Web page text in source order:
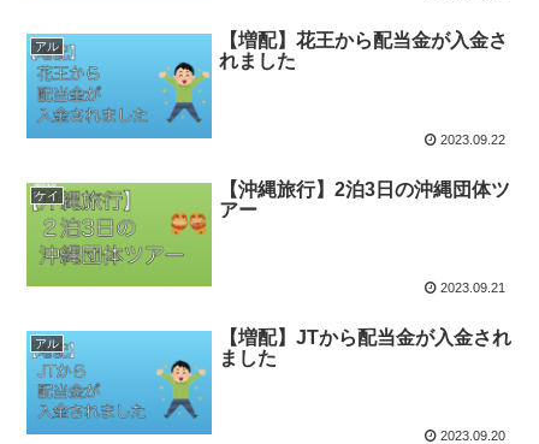
アル
【増配】花王から配当金が入金さ
れました
2023.09.22
ケイ
【沖縄旅行】2泊3日の沖縄団体ツ
アー
2023.09.21
アル
【増配】JTから配当金が入金され
ました
2023.09.20